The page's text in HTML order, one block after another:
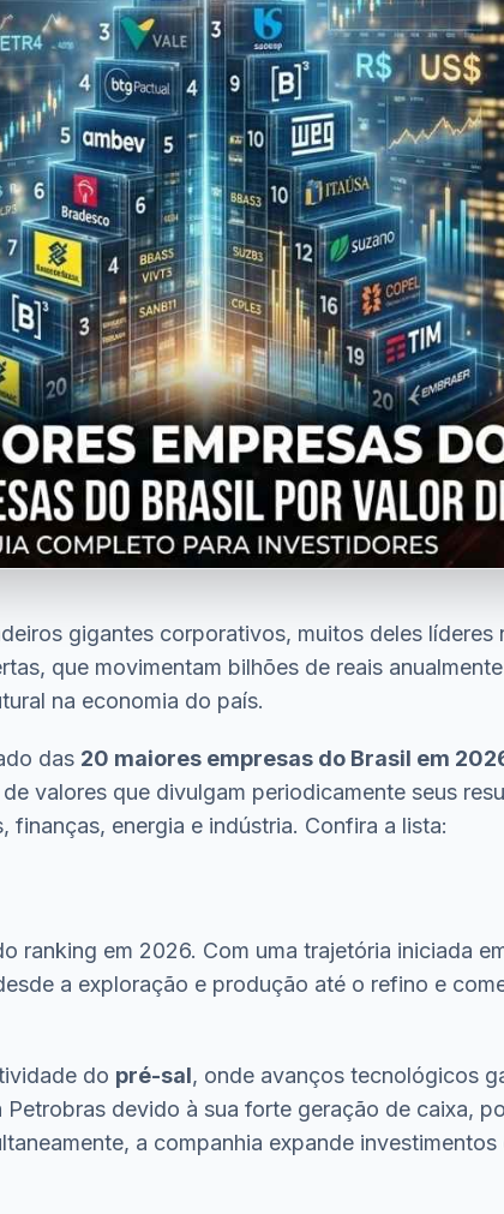
gigantes corporativos, muitos deles líderes
que movimentam bilhões de reais
na economia do país.
das 20 maiores empresas do Brasil em
valores que divulgam periodicamente seus
energia e indústria. Confira a lista:
ranking em 2026. Com uma trajetória iniciada
a exploração e produção até o refino e
do pré-sal, onde avanços tecnológicos
devido à sua forte geração de caixa,
a companhia expande